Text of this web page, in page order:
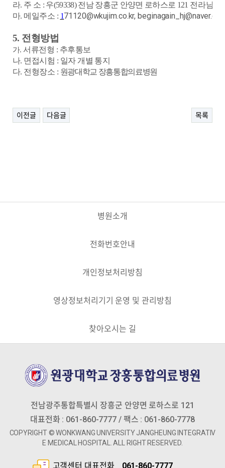
라. 주 소 : 우(59338)전남 장흥군 안양면 로하스로 121 전라남도
마. 메일주소 : 171120@wkujim.co.kr,
5. 전형방법
가. 서류전형 : 추후통보
나. 면접시험 : 일자 개별 통지
다. 전형장소 : 원광대학교 장흥통합의료병원
이전글 다음글 목록
병원소개
전화번호안내
개인정보처리방침
영상정보처리기기 운영 및 관리방침
찾아오시는 길
전남광주통합특별시 장흥군 안양면 로하스로 121
대표전화 : 061-860-7777 / 팩스 : 061-860-7778
COPYRIGHT © wonkwang university jangheung Integrativ
e medical hospital. aLL RIGHT RESERVED.
고객센터 대표전화 061-860-7777